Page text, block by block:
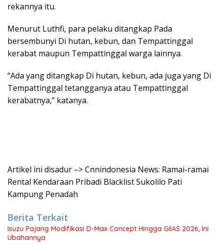
rekannya itu.
Menurut Luthfi, para pelaku ditangkap Pada
bersembunyi Di hutan, kebun, dan Tempattinggal
kerabat maupun Tempattinggal warga lainnya.
“Ada yang ditangkap Di hutan, kebun, ada juga yang Di
Tempattinggal tetangganya atau Tempattinggal
kerabatnya,” katanya.
Artikel ini disadur –> Cnnindonesia News: Ramai-ramai
Rental Kendaraan Pribadi Blacklist Sukolilo Pati
Kampung Penadah
Berita Terkait
Isuzu Pajang Modifikasi D-Max Concept Hingga GIIAS 2026, Ini
Ubahannya